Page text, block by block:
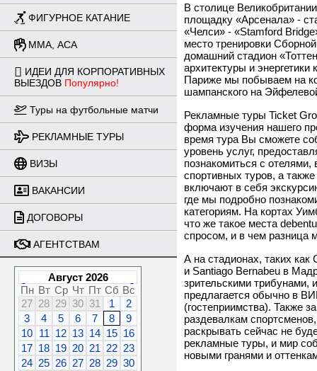
В столице
площадку «Арсенала» -
«Челси» - «Stamford Bridge
место тренировки
домашний стадион «
архитектуры и
Париже мы побываем на
шампанского на
Рекламные туры Ticket
форма изучения нашего
время тура Вы сможете
уровень услуг,
познакомиться с
спортивных туров, а также
включают в себя
где мы подробно
категориям. На кортах
что же такое места
спросом, и в чем разница
А на стадионах, таких как
и Santiago Bernabeu в
зрительскими трибунами,
предлагается обычно в
(гостеприимства). Также
раздевалкам
раскрывать сейчас не
рекламные туры, и мир
новыми гранями и
ФИГУРНОЕ КАТАНИЕ
ММА, ACA
ИДЕИ ДЛЯ КОРПОРАТИВНЫХ
ВЫЕЗДОВ Популярно!
Туры на футбольные матчи
РЕКЛАМНЫЕ ТУРЫ
ВИЗЫ
ВАКАНСИИ
ДОГОВОРЫ
АГЕНТСТВАМ
Август 2026
Пн Вт Ср Чт Пт Сб Вс
27 28 29 30 31 1
2
3
4 5 6 7 8
9
10 11 12 13 14 15 16
17 18 19 20 21 22 23
24 25 26 27 28 29 30